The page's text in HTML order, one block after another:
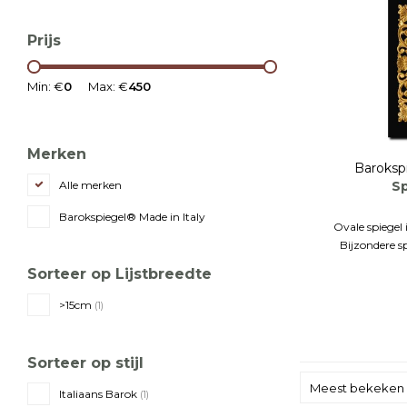
Prijs
Min: €0 Max: €450
Merken
Alle merken
Barokspiegel® Made in Italy
Sorteer op Lijstbreedte
>15cm (1)
Sorteer op stijl
Italiaans Barok (1)
Ovale
Bijzondere
Meest bekeken